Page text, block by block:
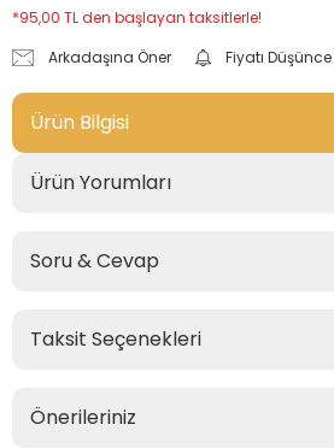
*95,00 TL den başlayan taksitlerle!
Arkadaşına Öner
Fiyatı
Ürün Bilgisi
Ürün Yorumları
Soru & Cevap
Taksit Seçenekleri
Önerileriniz